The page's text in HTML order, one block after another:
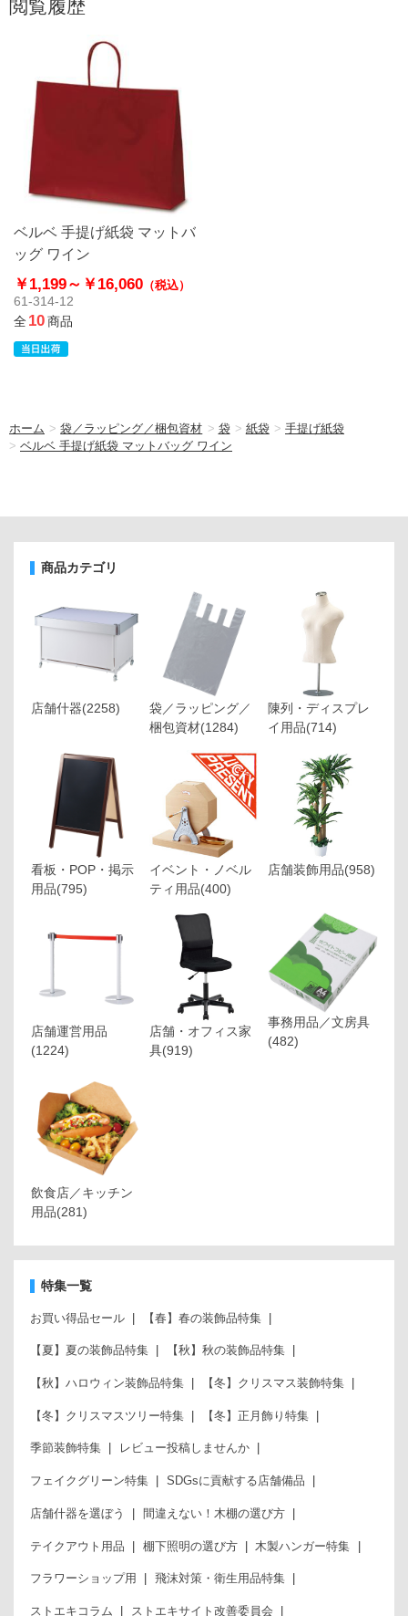
閲覧履歴
ベルベ 手提げ紙袋 マットバ
ッグ ワイン
￥1,199～ ￥16,060 （税込）
61-314-12
全10商品
ホーム >袋／ラッピング／梱包資材 > 袋 > 紙袋 > 手提げ紙袋
> ベルベ 手提げ紙袋 マットバッグ ワイン
商品カテゴリ
店舗什器(2258)
袋／ラッピング／
梱包資材(1284)
陳列・ディスプレ
イ用品(714)
看板・POP・掲示
用品(795)
イベント・ノベル
ティ用品(400)
店舗装飾用品(958)
店舗運営用品
(1224)
店舗・オフィス家
具(919)
事務用品／文房具
(482)
飲食店／キッチン
用品(281)
特集一覧
お買い得品セール 【春】春の装飾品特集
【夏】夏の装飾品特集 【秋】秋の装飾品特集
【秋】ハロウィン装飾品特集 【冬】クリスマス装飾特集
【冬】クリスマスツリー特集 【冬】正月飾り特集
季節装飾特集 レビュー投稿しませんか
フェイクグリーン特集 SDGsに貢献する店舗備品
店舗什器を選ぼう 間違えない！木棚の選び方
テイクアウト用品 棚下照明の選び方 木製ハンガー特集
フラワーショップ用 飛沫対策・衛生用品特集
ストエキコラム ストエキサイト改善委員会